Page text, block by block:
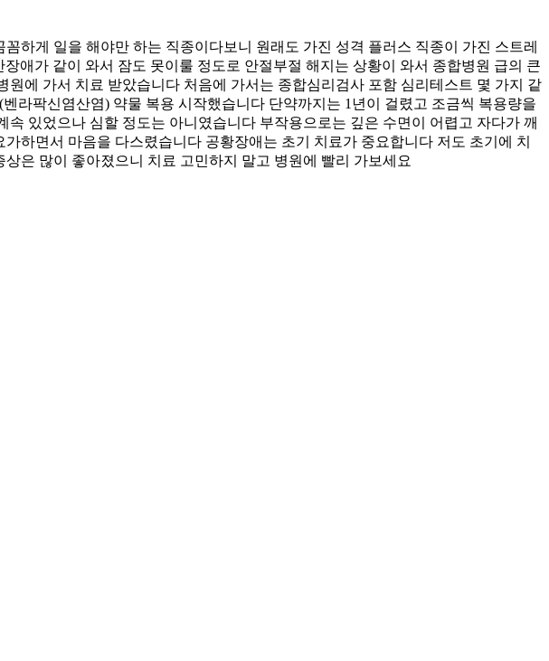
하게 일을 해야만 하는 직종이다보니 원래도 가진 성격 플러스 직종이 가진 스트레
애가 같이 와서 잠도 못이룰 정도로 안절부절 해지는 상황이 와서 종합병원 급의 큰
에 가서 치료 받았습니다 처음에 가서는 종합심리검사 포함 심리테스트 몇 가지 같
라팍신염산염) 약물 복용 시작했습니다 단약까지는 1년이 걸렸고 조금씩 복용량을
있었으나 심할 정도는 아니였습니다 부작용으로는 깊은 수면이 어렵고 자다가 깨
하면서 마음을 다스렸습니다 공황장애는 초기 치료가 중요합니다 저도 초기에 치
은 많이 좋아졌으니 치료 고민하지 말고 병원에 빨리 가보세요